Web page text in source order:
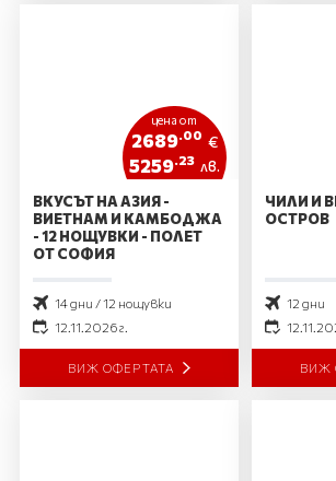
цена от
2689.00 €
5259 .23 лв.
ВКУСЪТ НА АЗИЯ -
ВИЕТНАМ И КАМБОДЖА
- 12 НОЩУВКИ - ПОЛЕТ
ОТ СОФИЯ
14 дни / 12 нощувки
12.11.2026 г.
ВИЖ ОФЕРТАТА
ЧИЛИ И
ОСТРОВ
12 дни
ВИЖ